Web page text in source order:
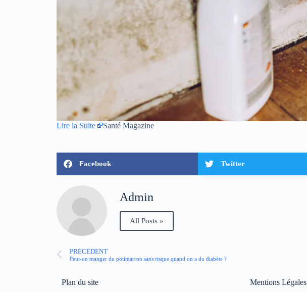
Lire la Suite Santé Magazine
Facebook Twitter
Admin
All Posts »
PRÉCÉDENT
Peut-on manger du potimarron sans risque quand on a du diabète ?
Plan du site Mentions Légales